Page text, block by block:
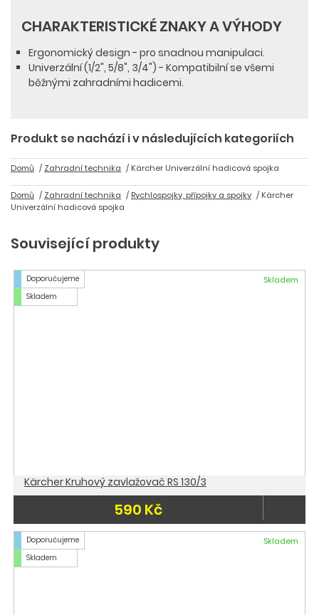
CHARAKTERISTICKÉ ZNAKY A VÝHODY
Ergonomický design - pro snadnou manipulaci.
Univerzální (1/2", 5/8", 3/4") - Kompatibilní se všemi
běžnými zahradními hadicemi.
Produkt se nachází i v následujících kategoriích
Domů Zahradní technika Kärcher Univerzální hadicová spojka
Domů Zahradní technika Rychlospojky, přípojky a spojky
Kärcher
Univerzální hadicová spojka
Související produkty
Doporučujeme
Skladem
Skladem
Kärcher Kruhový zavlažovač RS 130/3
590 Kč
Doporučujeme
Skladem
Skladem